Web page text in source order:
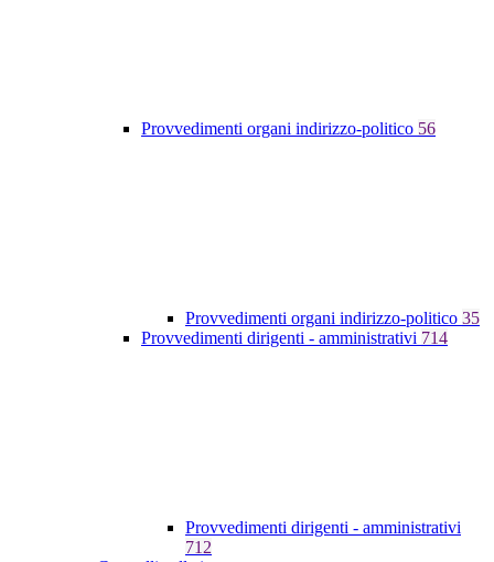
Provvedimenti organi indirizzo-politico 56
Provvedimenti organi indirizzo-politico 35
Provvedimenti dirigenti - amministrativi 714
Provvedimenti dirigenti - amministrativi
712